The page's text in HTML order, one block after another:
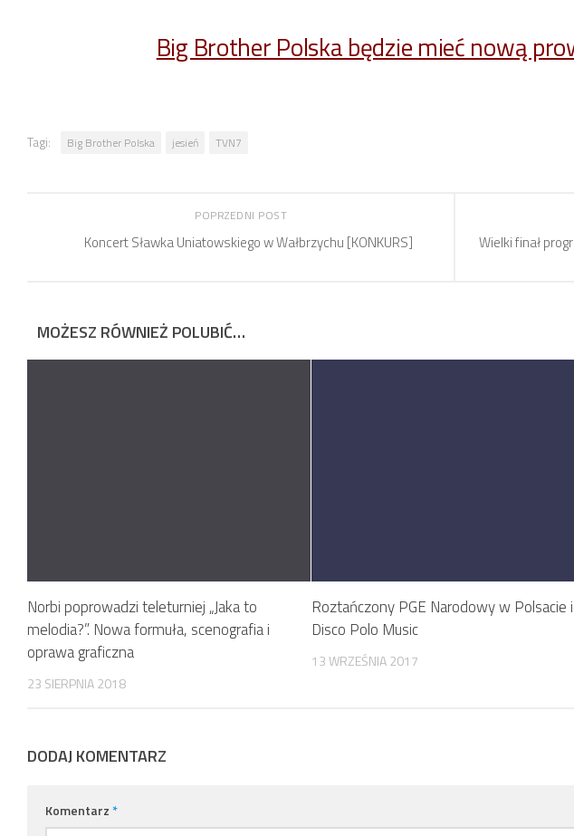
Big Brother Polska będzie mieć nową
Tagi: Big Brother Polska jesień TVN7
Wielki finał
POPRZEDNI POST
Koncert Sławka Uniatowskiego w Wałbrzychu [KONKURS]
MOŻESZ RÓWNIEŻ POLUBIĆ…
Norbi poprowadzi teleturniej „Jaka to
melodia?”. Nowa formuła, scenografia i
oprawa graficzna
23 SIERPNIA 2018
Roztańczony PGE Narodowy w Polsacie i
Disco Polo Music
13 WRZEŚNIA 2017
DODAJ KOMENTARZ
Komentarz*